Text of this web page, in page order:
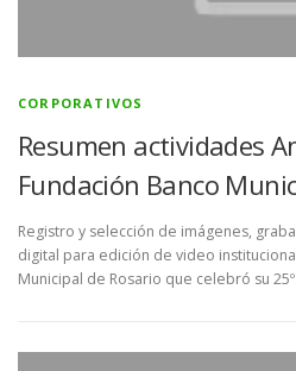
CORPORATIVOS
Resumen actividades
Fundación Banco
Registro y selección de imágenes,
digital para edición de video
Municipal de Rosario que celebró su